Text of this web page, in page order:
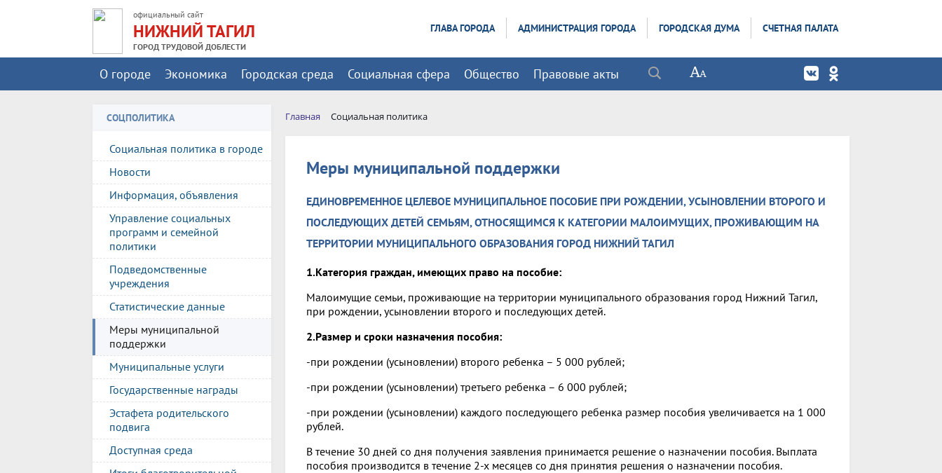
официальный сайт
НИЖНИЙ ТАГИЛ
ГОРОД ТРУДОВОЙ ДОБЛЕСТИ
ГЛАВА ГОРОДА АДМИНИСТРАЦИЯ ГОРОДА ГОРОДСКАЯ ДУМА СЧЕТНАЯ ПАЛАТА
О городе Экономика Городская среда Социальная сфера Общество Правовые акты
СОЦПОЛИТИКА
Социальная политика в городе
Новости
Информация, объявления
Управление социальных
программ и семейной
политики
Подведомственные
учреждения
Статистические данные
Меры муниципальной
поддержки
Муниципальные услуги
Государственные награды
Эстафета родительского
подвига
Доступная среда
Главная Социальная политика
Меры муниципальной поддержки
ЕДИНОВРЕМЕННОЕ ЦЕЛЕВОЕ МУНИЦИПАЛЬНОЕ ПОСОБИЕ ПРИ РОЖДЕНИИ, УСЫНОВЛЕНИИ ВТОРОГО И
ПОСЛЕДУЮЩИХ ДЕТЕЙ СЕМЬЯМ, ОТНОСЯЩИМСЯ К КАТЕГОРИИ МАЛОИМУЩИХ, ПРОЖИВАЮЩИМ НА
ТЕРРИТОРИИ МУНИЦИПАЛЬНОГО ОБРАЗОВАНИЯ ГОРОД НИЖНИЙ ТАГИЛ
1.Категория граждан, имеющих право на пособие:
Малоимущие семьи, проживающие на территории муниципального образования город Нижний Тагил,
при рождении, усыновлении второго и последующих детей.
2.Размер и сроки назначения пособия:
-при рождении (усыновлении) второго ребенка – 5 000 рублей;
-при рождении (усыновлении) третьего ребенка – 6 000 рублей;
-при рождении (усыновлении) каждого последующего ребенка размер пособия увеличивается на 1 000
рублей.
В течение 30 дней со дня получения заявления принимается решение о назначении пособия. Выплата
пособия производится в течение 2-х месяцев со дня принятия решения о назначении пособия.